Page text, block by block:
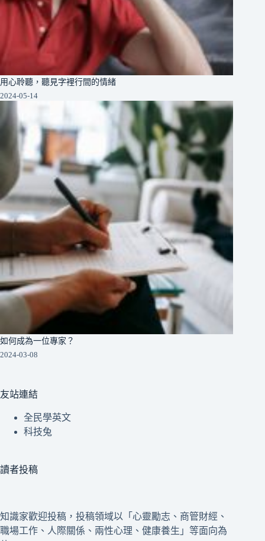
用心聆聽，聽見字裡行間的情緒
2024-05-14
如何成為一位專家？
2024-03-08
友站連結
全民學英文
科技兔
讀者投稿
知識家歡迎投稿，投稿領域以「心靈勵志、商管財經、
職場工作、人際關係、兩性心理、健康養生」等面向為